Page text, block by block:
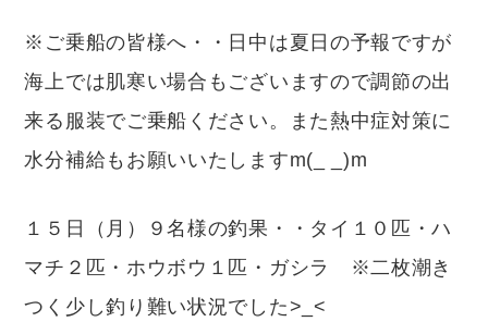
※ご乗船の皆様へ・・日中は夏日の予報ですが
海上では肌寒い場合もございますので調節の出
来る服装でご乗船ください。また熱中症対策に
水分補給もお願いいたしますm(_ _)m
１５日（月）９名様の釣果・・タイ１０匹・ハ
マチ２匹・ホウボウ１匹・ガシラ ※二枚潮き
つく少し釣り難い状況でした>_<